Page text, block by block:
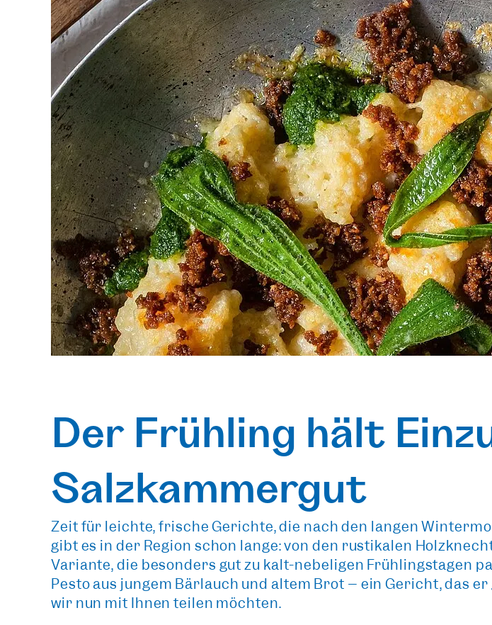
Der Frühling hält
Salzkammergut
Zeit für leichte, frische Gerichte, die nach den langen
gibt es in der Region schon lange: von den rustikalen
Variante, die besonders gut zu kalt-nebeligen Frühlingstagen
Pesto aus jungem Bärlauch und altem Brot – ein Gericht, das
wir nun mit Ihnen teilen möchten.